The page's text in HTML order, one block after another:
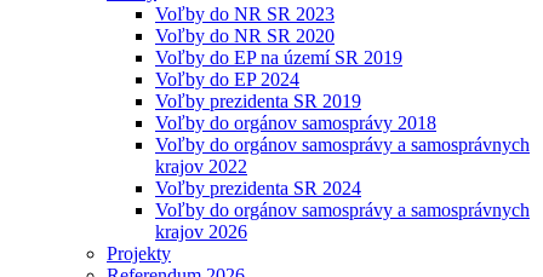
Voľby do NR SR 2023
Voľby do NR SR 2020
Voľby do EP na území SR 2019
Voľby do EP 2024
Voľby prezidenta SR 2019
Voľby do orgánov samosprávy 2018
Voľby do orgánov samosprávy a samosprávnych
krajov 2022
Voľby prezidenta SR 2024
Voľby do orgánov samosprávy a samosprávnych
krajov 2026
Projekty